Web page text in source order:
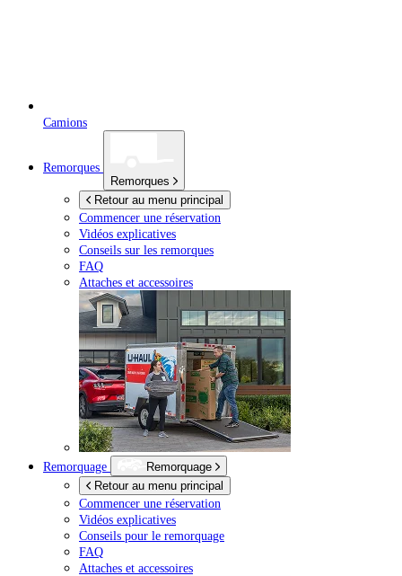
Camions
Remorques
Remorques
Retour au menu principal
Commencer une réservation
Vidéos explicatives
Conseils sur les remorques
FAQ
Attaches et accessoires
Remorquage
Remorquage
Retour au menu principal
Commencer une réservation
Vidéos explicatives
Conseils pour le remorquage
FAQ
Attaches et accessoires